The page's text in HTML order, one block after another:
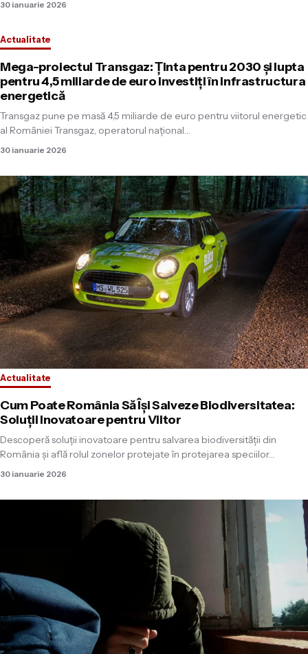
30 ianuarie 2026
Actualitate
Mega-proiectul Transgaz: Ținta pentru 2030 și lupta
pentru 4,5 miliarde de euro investiți în infrastructura
energetică
Transgaz pune pe masă 4,5 miliarde de euro pentru viitorul energetic
al României Transgaz, operatorul național…
30 ianuarie 2026
Actualitate
Cum Poate România Să Își Salveze Biodiversitatea:
Soluții Inovatoare pentru Viitor
Descoperă soluții inovatoare pentru salvarea biodiversității din
România și află rolul zonelor protejate în protejarea speciilor…
30 ianuarie 2026